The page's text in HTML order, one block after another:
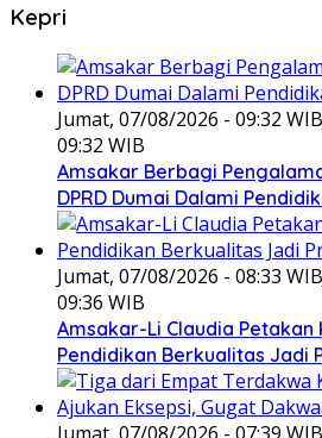
Kepri
Jumat, 07/08/2026 - 09:32 WIB
09:32 WIB
Amsakar Berbagi
DPRD Dumai Dalami
Jumat, 07/08/2026 - 08:33 WIB
09:36 WIB
Amsakar-Li Claudia Petakan
Pendidikan Berkualitas Jadi